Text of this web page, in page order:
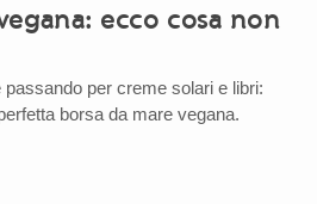
ecco cosa non
per creme solari e libri:
borsa da mare vegana.